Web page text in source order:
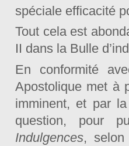
spéciale efficacité
Tout cela est
II dans la Bulle
En conformité
Apostolique met à
imminent, et par
question, pour
Indulgences, selon